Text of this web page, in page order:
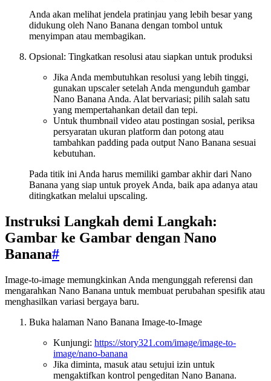
Anda akan melihat jendela pratinjau yang lebih besar yang
didukung oleh Nano Banana dengan tombol untuk
menyimpan atau membagikan.
Opsional: Tingkatkan resolusi atau siapkan untuk produksi
Jika Anda membutuhkan resolusi yang lebih tinggi,
gunakan upscaler setelah Anda mengunduh gambar
Nano Banana Anda. Alat bervariasi; pilih salah satu
yang mempertahankan detail dan tepi.
Untuk thumbnail video atau postingan sosial, periksa
persyaratan ukuran platform dan potong atau
tambahkan padding pada output Nano Banana sesuai
kebutuhan.
Pada titik ini Anda harus memiliki gambar akhir dari Nano
Banana yang siap untuk proyek Anda, baik apa adanya atau
ditingkatkan melalui upscaling.
Instruksi Langkah demi Langkah:
Gambar ke Gambar dengan Nano
Banana#
Image-to-image memungkinkan Anda mengunggah referensi dan
mengarahkan Nano Banana untuk membuat perubahan spesifik atau
menghasilkan variasi bergaya baru.
Buka halaman Nano Banana Image-to-Image
Kunjungi: https://story321.com/image/image-to-
image/nano-banana
Jika diminta, masuk atau setujui izin untuk
mengaktifkan kontrol pengeditan Nano Banana.